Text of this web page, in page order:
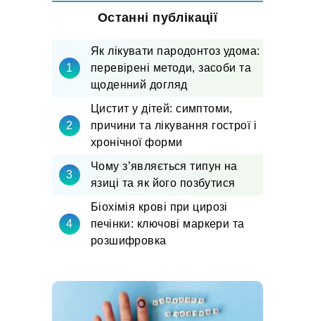
Останні публікації
Як лікувати пародонтоз удома:
перевірені методи, засоби та
щоденний догляд
Цистит у дітей: симптоми,
причини та лікування гострої і
хронічної форми
Чому з’являється типун на
язиці та як його позбутися
Біохімія крові при цирозі
печінки: ключові маркери та
розшифровка